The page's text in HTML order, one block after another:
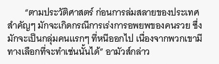
“ตามประวัติศาสตร์ ก่อนการล่มสลายของประเทศ
สำคัญๆ มักจะเกิดกรณีการเร่งการอพยพของคนรวย ซึ่ง
มักจะเป็นกลุ่มคนแรกๆ ที่หนีออกไป เนื่องจากพวกเขามี
ทางเลือกที่จะทำเช่นนั้นได้” อามัวส์กล่าว